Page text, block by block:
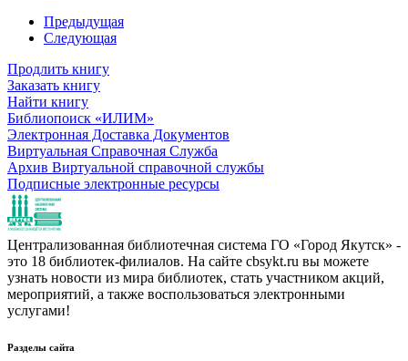
Предыдущая
Следующая
Продлить книгу
Заказать книгу
Найти книгу
Библиопоиск «ИЛИМ»
Электронная Доставка Документов
Виртуальная Справочная Служба
Архив Виртуальной справочной службы
Подписные электронные ресурсы
Централизованная библиотечная система ГО «Город Якутск» -
это 18 библиотек-филиалов. На сайте cbsykt.ru вы можете
узнать новости из мира библиотек, стать участником акций,
мероприятий, а также воспользоваться электронными
услугами!
Разделы сайта